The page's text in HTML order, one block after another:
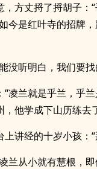
，方丈捋了捋胡子：
今是红叶寺的招牌
没听明白，我们要
“凌兰就是乎兰，乎
他学成下山历练去
上讲经的十岁小孩：
兰从小就有慧根，即